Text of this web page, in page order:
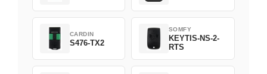
CARDIN
S476-TX2
SOMFY
KEYTIS-NS-2-
RTS